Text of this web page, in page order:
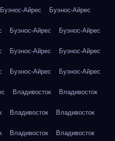
Буэнос-Айрес Буэнос-Айрес
Буэнос-Айрес Буэнос-Айрес
Буэнос-Айрес Буэнос-Айрес
Буэнос-Айрес Буэнос-Айрес
Владивосток Владивосток
Владивосток Владивосток
Владивосток Владивосток